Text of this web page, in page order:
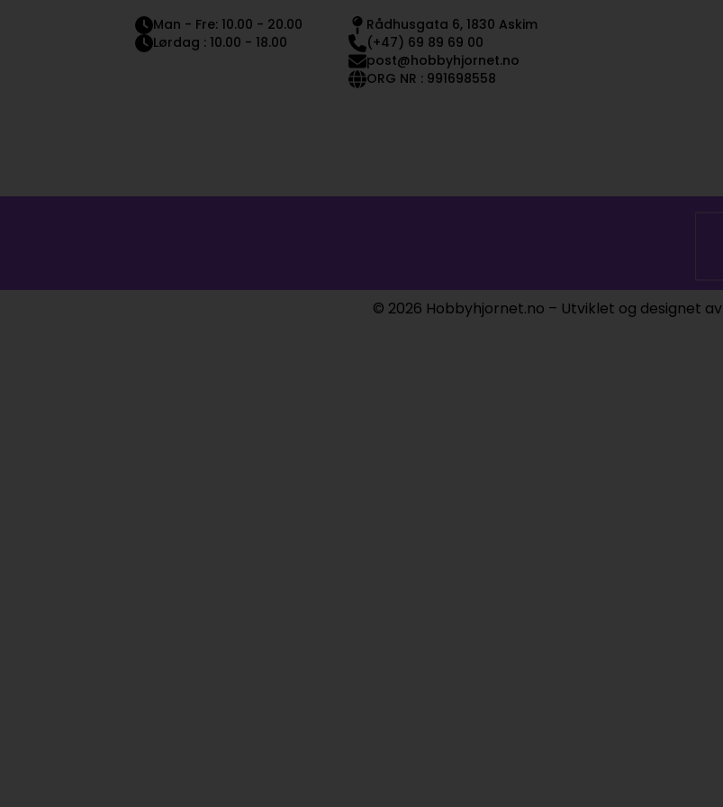
Man - Fre: 10.00 - 20.00
Lørdag : 10.00 - 18.00
Rådhusgata 6, 1830 Askim
(+47) 69 89 69 00
post@hobbyhjornet.no
ORG NR : 991698558
© 2026 Hobbyhjornet.no – Utviklet og designet av